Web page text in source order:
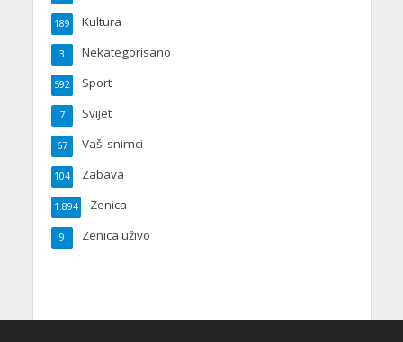
Kultura
189
Nekategorisano
3
Sport
592
Svijet
7
Vaši snimci
67
Zabava
104
Zenica
1.894
Zenica uživo
9